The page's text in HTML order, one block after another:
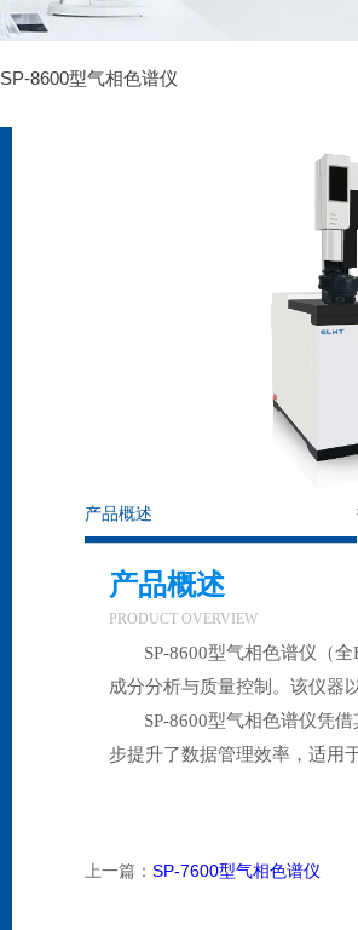
SP-8600型气相色谱仪
产品概述
产品概述
PRODUCT OVERVIEW
SP-8600型气相色谱仪（
成分分析与质量控制。该仪器
SP-8600型气相色谱仪凭
步提升了数据管理效率，适用
上一篇： SP-7600型气相色谱仪